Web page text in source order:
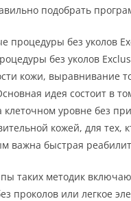
подобрать
процедуры без уколов
без уколов
кожи, выравнивание
идея состоит в
клеточном уровне без
кожей, для тех,
важна быстрая
таких методик
проколов или легкое